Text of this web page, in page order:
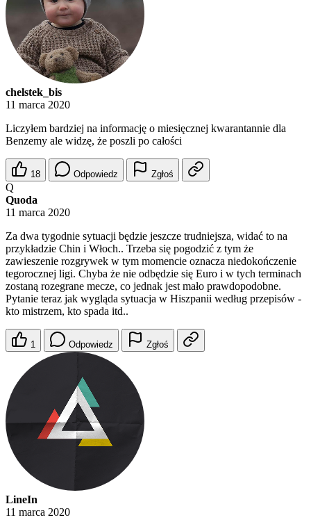
chelstek_bis
11 marca 2020
Liczyłem bardziej na informację o miesięcznej kwarantannie dla
Benzemy ale widzę, że poszli po całości
18 Odpowiedz Zgłoś
Q
Quoda
11 marca 2020
Za dwa tygodnie sytuacji będzie jeszcze trudniejsza, widać to na
przykładzie Chin i Włoch.. Trzeba się pogodzić z tym że
zawieszenie rozgrywek w tym momencie oznacza niedokończenie
tegorocznej ligi. Chyba że nie odbędzie się Euro i w tych terminach
zostaną rozegrane mecze, co jednak jest mało prawdopodobne.
Pytanie teraz jak wygląda sytuacja w Hiszpanii według przepisów -
kto mistrzem, kto spada itd..
1 Odpowiedz Zgłoś
LineIn
11 marca 2020